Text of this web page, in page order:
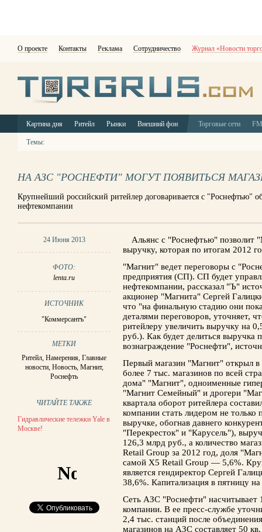
О проекте Контакты Реклама Сотрудничество Журнал «Новости
Картина дня Ритейл Рынки Внешний фон Торговые сети
Темы:
НА АЗС "РОСНЕФТИ" МОГУТ ПОЯВИТЬСЯ
Крупнейший российский ритейлер договаривается с "Роснефтью"
нефтекомпании
24 Июня 2013
ФОТО:
lenta.ru
ИСТОЧНИК
"Коммерсантъ"
МЕТКИ
Ритейл,Намерения,Главные
новости, Новость, Магнит,
Роснефть
ЧИТАЙТЕ ТАКЖЕ
Гидравлические тележки Yale в
Москве!
Альянс с "Роснефтью" позволит
выручку, которая по итогам 2012
"Магнит" ведет переговоры с
предприятия (СП). СП будет
нефтекомпании, рассказал "Ъ"
акционер "Магнита" Сергей
что "на финальную стадию они
деталями переговоров, уточняет,
ритейлеру увеличить выручку на
руб.). Как будет делиться выручка
вознаграждение "Роснефти",
Первый магазин "Магнит" открыл в
более 7 тыс. магазинов по всей
дома" "Магнит", одноименные
"Магнит Семейный" и дрогери
квартала оборот ритейлера
компании стать лидером не только
выручке, обогнав давнего
"Перекресток" и "Карусель"),
126,3 млрд руб., а количество
Retail Group за 2012 год, доля
самой Х5 Retail Group — 5,6%.
является гендиректор Сергей
38,6%. Капитализация в пятницу
Сеть АЗС "Роснефти" насчитывает
компании. В ее пресс-службе
2,4 тыс. станций после
магазинов на АЗС составляет 50